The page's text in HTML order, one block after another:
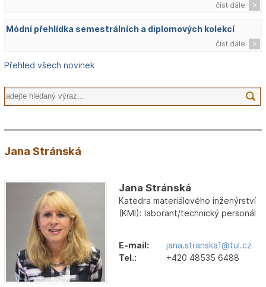
číst dále
Módní přehlídka semestrálních a diplomových kolekcí
číst dále
Přehled všech novinek
Jana Stránská
Jana Stránská
Katedra materiálového inženýrství
(KMI): laborant/technický personál
E-mail:
jana.stranska1@tul.cz
Tel.:
+420 48535 6488